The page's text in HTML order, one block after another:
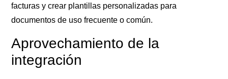
facturas y crear plantillas personalizadas para
documentos de uso frecuente o común.
Aprovechamiento de la
integración